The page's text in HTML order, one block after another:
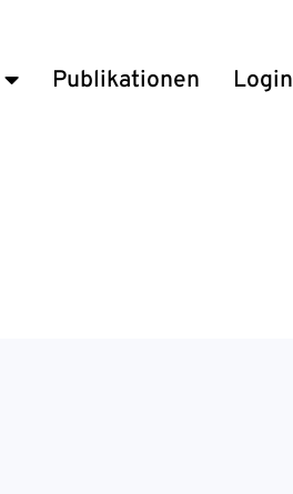
Publikationen Login